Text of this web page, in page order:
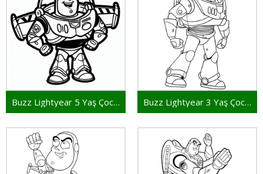
Buzz Lightyear 5 Yaş Çocuklar İçin Buzz Lightyear 3 Yaş Çocuklar İçin